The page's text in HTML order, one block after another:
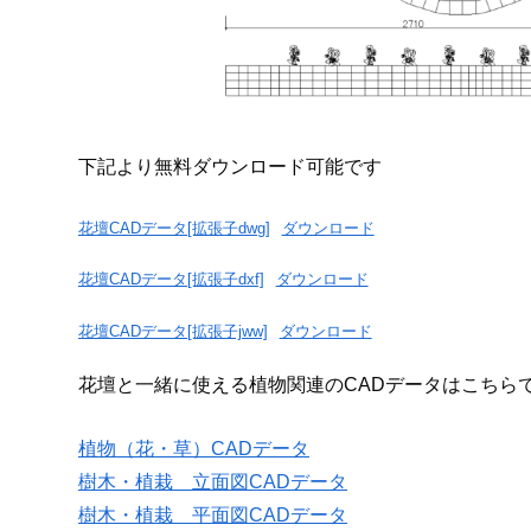
下記より無料ダウンロード可能です
花壇CADデータ[拡張子dwg] ダウンロード
花壇CADデータ[拡張子dxf] ダウンロード
花壇CADデータ[拡張子jww] ダウンロード
花壇と一緒に使える植物関連のCADデータはこちら
植物（花・草）CADデータ
樹木・植栽 立面図CADデータ
樹木・植栽 平面図CADデータ